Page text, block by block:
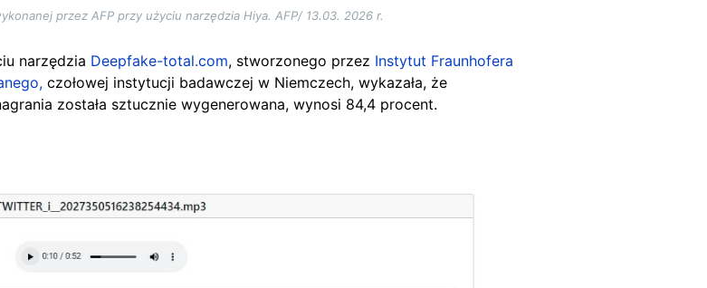
przez AFP przy użyciu narzędzia Hiya. AFP/ 13.03. 2026 r.
narzędzia Deepfake-total.com, stworzonego przez Instytut Fraunhofera
czołowej instytucji badawczej w Niemczech, wykazała, że
została sztucznie wygenerowana, wynosi 84,4 procent.